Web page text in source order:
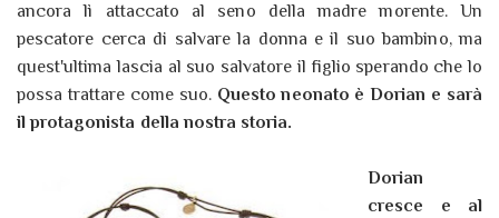
ancora lì attaccato al seno della madre morente. Un
pescatore cerca di salvare la donna e il suo bambino, ma
quest'ultima lascia al suo salvatore il figlio sperando che lo
possa trattare come suo. Questo neonato è Dorian e sarà
il protagonista della nostra storia.
Dorian
cresce e al